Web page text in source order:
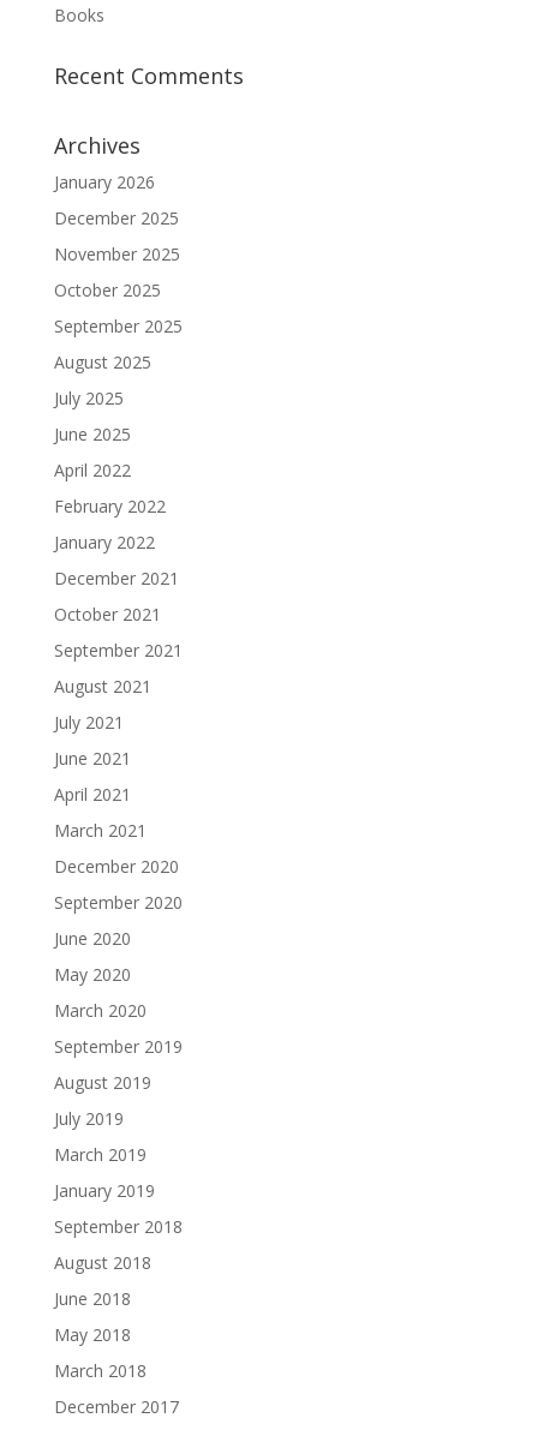
Books
Recent Comments
Archives
January 2026
December 2025
November 2025
October 2025
September 2025
August 2025
July 2025
June 2025
April 2022
February 2022
January 2022
December 2021
October 2021
September 2021
August 2021
July 2021
June 2021
April 2021
March 2021
December 2020
September 2020
June 2020
May 2020
March 2020
September 2019
August 2019
July 2019
March 2019
January 2019
September 2018
August 2018
June 2018
May 2018
March 2018
December 2017